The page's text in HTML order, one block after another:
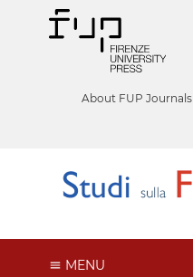
About FUP Journals
MENU